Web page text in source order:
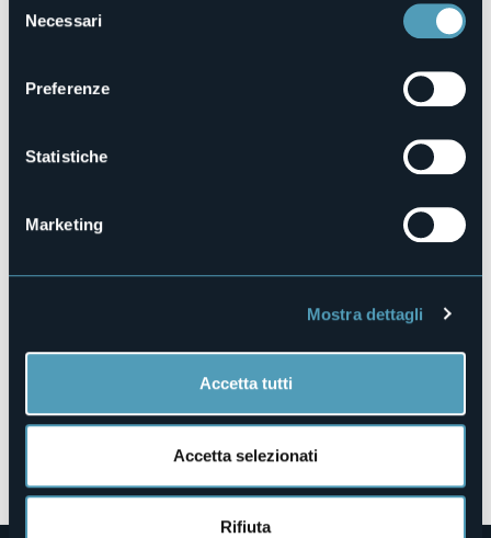
delNecessari
Preferenze
Statistiche
Marketing
Mostra dettagli
Accetta tutti
Accetta selezionati
Rifiuta
Struttura Polivalente
Sito web
28824 - Oggebbio (VB)